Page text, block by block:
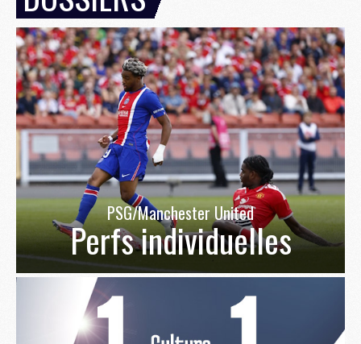
PSG/Manchester United
Perfs individuelles